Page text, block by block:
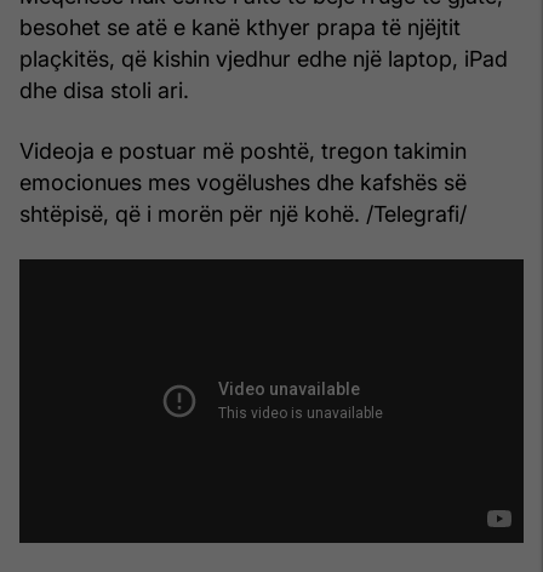
besohet se atë e kanë kthyer prapa të njëjtit
plaçkitës, që kishin vjedhur edhe një laptop, iPad
dhe disa stoli ari.
Videoja e postuar më poshtë, tregon takimin
emocionues mes vogëlushes dhe kafshës së
shtëpisë, që i morën për një kohë. /Telegrafi/